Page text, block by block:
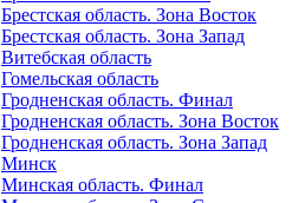
Брестская область. Зона Восток
Брестская область. Зона Запад
Витебская область
Гомельская область
Гродненская область. Финал
Гродненская область. Зона Восток
Гродненская область. Зона Запад
Минск
Минская область. Финал